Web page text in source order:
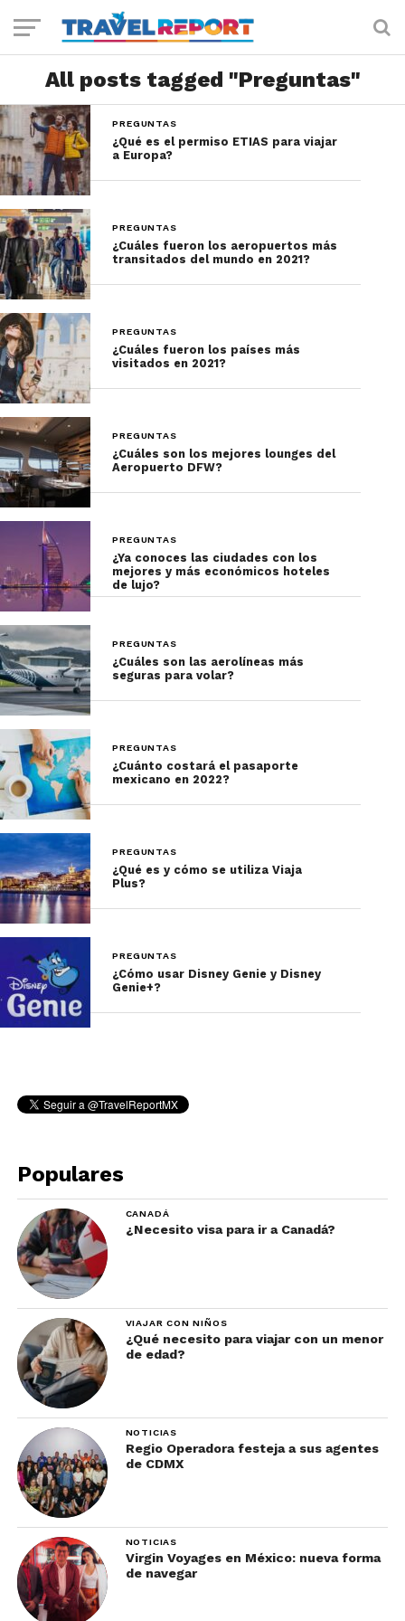
All posts tagged "Preguntas"
PREGUNTAS
¿Qué es el permiso ETIAS para viajar
a Europa?
PREGUNTAS
¿Cuáles fueron los aeropuertos más
transitados del mundo en 2021?
PREGUNTAS
¿Cuáles fueron los países más
visitados en 2021?
PREGUNTAS
¿Cuáles son los mejores lounges del
Aeropuerto DFW?
PREGUNTAS
¿Ya conoces las ciudades con los
mejores y más económicos hoteles
de lujo?
PREGUNTAS
¿Cuáles son las aerolíneas más
seguras para volar?
PREGUNTAS
¿Cuánto costará el pasaporte
mexicano en 2022?
PREGUNTAS
¿Qué es y cómo se utiliza Viaja
Plus?
PREGUNTAS
¿Cómo usar Disney Genie y Disney
Genie+?
Populares
CANADÁ
¿Necesito visa para ir a Canadá?
VIAJAR CON NIÑOS
¿Qué necesito para viajar con un menor
de edad?
NOTICIAS
Regio Operadora festeja a sus agentes
de CDMX
NOTICIAS
Virgin Voyages en México: nueva forma
de navegar